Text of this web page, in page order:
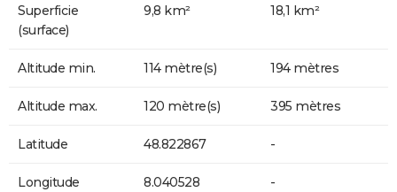
Superficie
(surface)
9,8 km² 18,1 km²
Altitude min. 114 mètre(s) 194 mètres
Altitude max. 120 mètre(s) 395 mètres
Latitude 48.822867 -
Longitude 8.040528 -